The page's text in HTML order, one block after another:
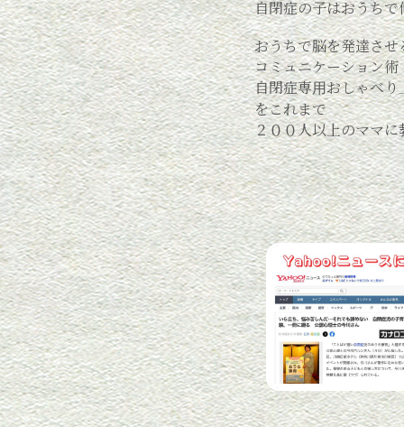
自閉症の子はおうちで
おうちで脳を発達させ
コミュニケーション術
自閉症専用おしゃべり
をこれまで
２００人以上のママ